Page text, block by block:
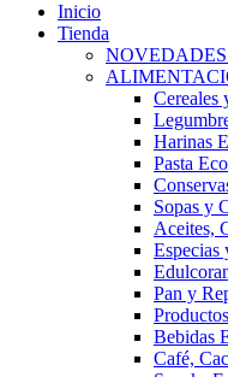
Inicio
Tienda
Cereales
Harinas
Pasta
Sopas y
Aceites,
Especias
Pan y
Bebidas
Café,